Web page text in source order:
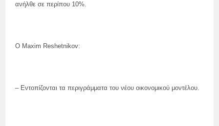
ανήλθε σε περίπου 10%.
Ο Maxim Reshetnikov:
– Εντοπίζονται τα περιγράμματα του νέου οικονομικού μοντέλου.